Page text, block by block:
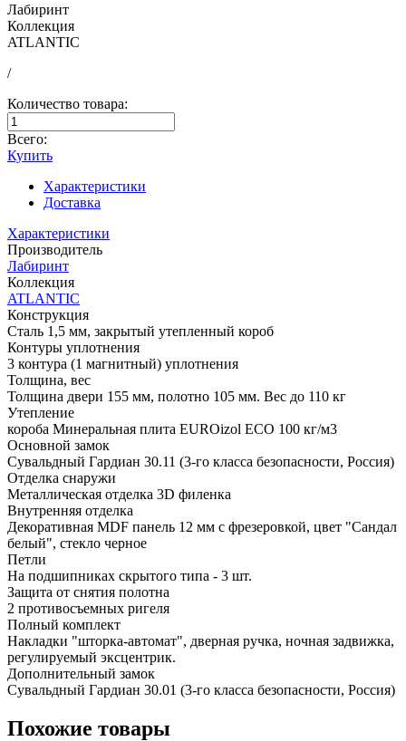
Лабиринт
Коллекция
ATLANTIC
/
Количество товара:
Всего:
Купить
Характеристики
Доставка
Характеристики
Производитель
Лабиринт
Коллекция
ATLANTIC
Конструкция
Сталь 1,5 мм, закрытый утепленный короб
Контуры уплотнения
3 контура (1 магнитный) уплотнения
Толщина, вес
Толщина двери 155 мм, полотно 105 мм. Вес до 110 кг
Утепление
короба Минеральная плита EUROizol ECO 100 кг/м3
Основной замок
Сувальдный Гардиан 30.11 (3-го класса безопасности, Россия)
Отделка снаружи
Металлическая отделка 3D филенка
Внутренняя отделка
Декоративная MDF панель 12 мм с фрезеровкой, цвет "Сандал
белый", стекло черное
Петли
На подшипниках скрытого типа - 3 шт.
Защита от снятия полотна
2 противосъемных ригеля
Полный комплект
Накладки "шторка-автомат", дверная ручка, ночная задвижка,
регулируемый эксцентрик.
Дополнительный замок
Сувальдный Гардиан 30.01 (3-го класса безопасности, Россия)
Похожие товары